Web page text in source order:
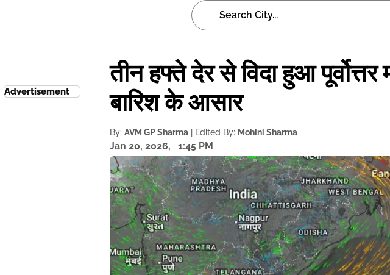
Advertisement
तीन हफ्ते देर से विदा हुआ
बारिश के आसार
By:AVM GP Sharma | Edited By: Mohini Sharma
Jan 20, 2026, 1:45 PM